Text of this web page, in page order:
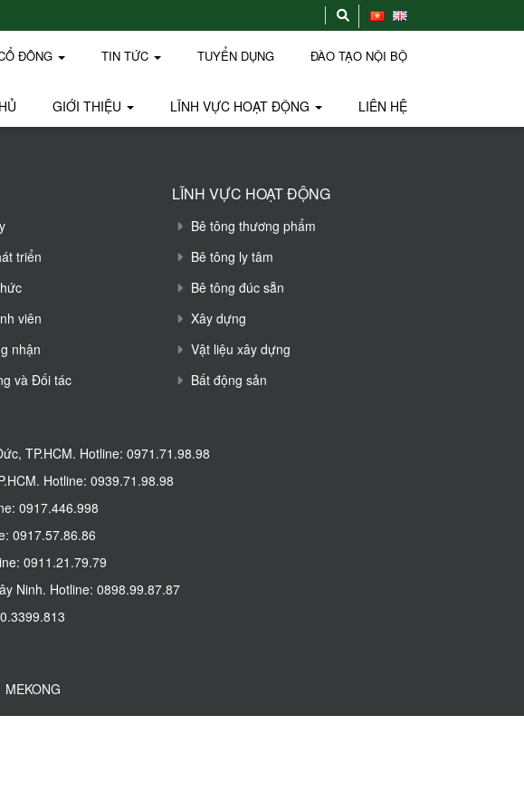
ĐÔNG TIN TỨC TUYỂN DỤNG ĐÀO TẠO NỘI BỘ
GIỚI THIỆU LĨNH VỰC HOẠT ĐỘNG LIÊN HỆ
triển
viên
nhận
và Đối tác
LĨNH VỰC HOẠT ĐỘNG
Bê tông thương phẩm
Bê tông ly tâm
Bê tông đúc sẵn
Xây dựng
Vật liệu xây dựng
Bất động sản
TP.HCM. Hotline: 0971.71.98.98
Hotline: 0939.71.98.98
0917.446.998
0917.57.86.86
0911.21.79.79
Ninh. Hotline: 0898.99.87.87